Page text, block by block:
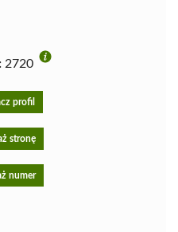
2720
profil
stronę
numer